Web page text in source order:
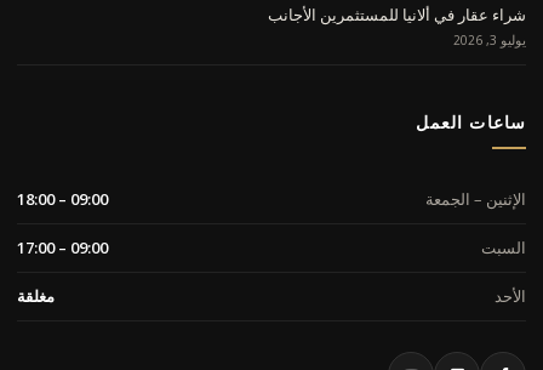
شراء عقار في ألانيا للمستثمرين الأجانب
يوليو 3, 2026
ساعات العمل
الإثنين – الجمعة 09:00 – 18:00
السبت 09:00 – 17:00
الأحد مغلقة